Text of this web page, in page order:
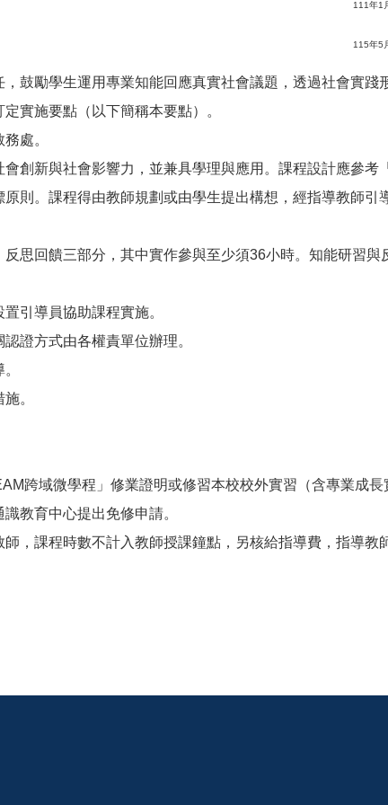
111年1
115年5
勵學生運用專業知能回應真實社會議題，透過社會實踐
實施要點（以下簡稱本要點）。
處。
新與社會影響力，並兼具學理與應用。課程設計應參考
則。課程得由教師規劃或由學生提出構想，經指導教師引
回饋三部分，其中實作參與至少須36小時。知能研習與
引導員協助課程實施。
證方式由各權責單位辦理。
。
跨域微學程」修業證明或修習本校校外實習（含專業成長
教育中心提出免修申請。
課程時數不計入教師授課鐘點，另核給指導費，指導教